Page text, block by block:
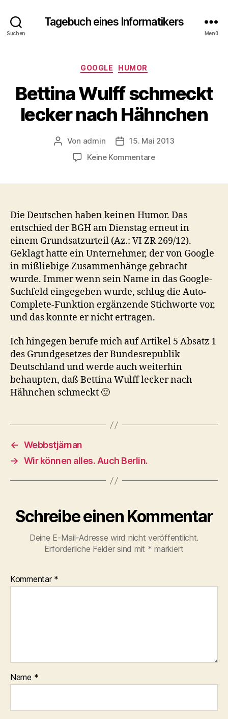
Suchen
Tagebuch eines Informatikers
Menü
Kategorien
GOOGLE HUMOR
Bettina Wulff schmeckt
lecker nach Hähnchen
Beitragsautor
Von admin Beitragsdatum
15. Mai 2013
Keine Kommentarezu
nach
Hähnchen
Die Deutschen haben keinen Humor. Das
entschied der BGH am Dienstag erneut in
einem Grundsatzurteil (Az.: VI ZR 269/12).
Geklagt hatte ein Unternehmer, der von Google
in mißliebige Zusammenhänge gebracht
wurde. Immer wenn sein Name in das Google-
Suchfeld eingegeben wurde, schlug die Auto-
Complete-Funktion ergänzende Stichworte vor,
und das konnte er nicht ertragen.
Ich hingegen berufe mich auf Artikel 5 Absatz 1
des Grundgesetzes der Bundesrepublik
Deutschland und werde auch weiterhin
behaupten, daß Bettina Wulff lecker nach
Hähnchen schmeckt 🙂
← Webbstjärnan
→ Wir können alles. Auch Berlin.
Schreibe einen Kommentar
Deine E-Mail-Adresse wird nicht veröffentlicht.
Erforderliche Felder sind mit * markiert
Kommentar *
Name *